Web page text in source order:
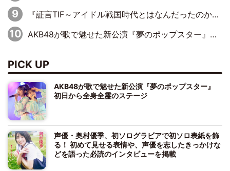
『証言TIF～アイドル戦国時代とはなんだったのか～』第10回：さくら学院・武藤彩未×飯田らうら「正直、中3で辞めるというのを信じてなくて。そう言われてはいたけど、嘘でしょって」
AKB48が歌で魅せた新公演『夢のポップスター』 初日から全身全霊のステージ
PICK UP
AKB48が歌で魅せた新公演『夢のポップスター』
初日から全身全霊のステージ
声優・奥村優季、初ソログラビアで初ソロ表紙を飾
る！ 初めて見せる表情や、声優を志したきっかけな
どを語った必読のインタビューを掲載